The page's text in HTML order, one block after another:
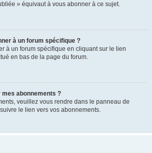
» équivaut à vous abonner à ce sujet.
à un forum spécifique ?
à un forum spécifique en cliquant sur le lien
en bas de la page du forum.
abonnements ?
veuillez vous rendre dans le panneau de
le lien vers vos abonnements.